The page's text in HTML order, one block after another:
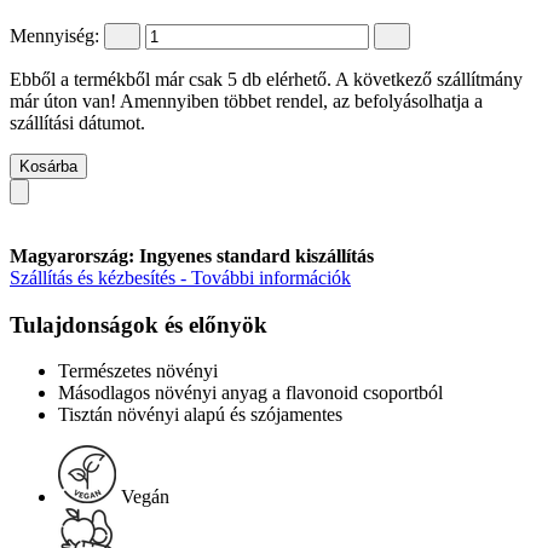
Mennyiség:
Ebből a termékből már csak 5 db elérhető. A következő szállítmány
már úton van! Amennyiben többet rendel, az befolyásolhatja a
szállítási dátumot.
Kosárba
Magyarország: Ingyenes standard kiszállítás
Szállítás és kézbesítés - További információk
Tulajdonságok és előnyök
Természetes növényi
Másodlagos növényi anyag a flavonoid csoportból
Tisztán növényi alapú és szójamentes
Vegán